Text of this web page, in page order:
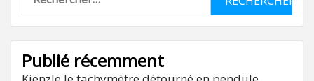
Publié récemment